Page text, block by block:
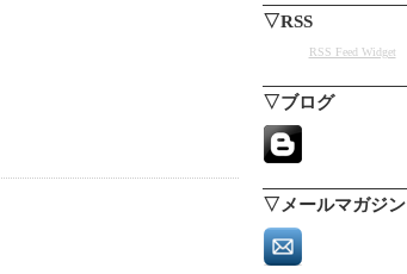
▽RSS
RSS Feed Widget
▽ブログ
▽メールマガジン